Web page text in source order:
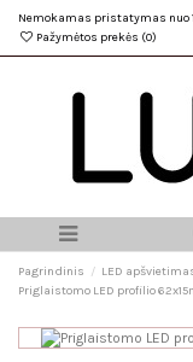
Nemokamas pristatymas nuo
Pažymėtos prekės (0)
Pagrindinis LED
Priglaistomo LED profilio